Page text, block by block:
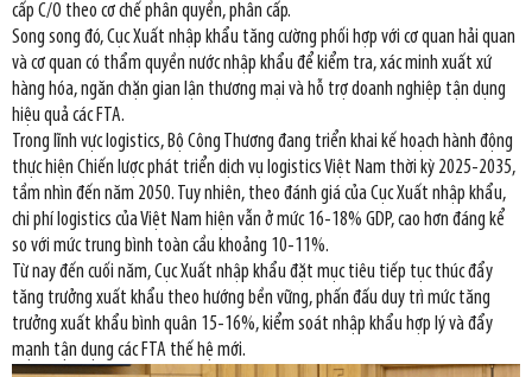
cấp C/O theo cơ chế phân quyền, phân cấp.
Song song đó, Cục Xuất nhập khẩu tăng cường phối hợp với cơ quan hải quan
và cơ quan có thẩm quyền nước nhập khẩu để kiểm tra, xác minh xuất xứ
hàng hóa, ngăn chặn gian lận thương mại và hỗ trợ doanh nghiệp tận dụng
hiệu quả các FTA.
Trong lĩnh vực logistics, Bộ Công Thương đang triển khai kế hoạch hành động
thực hiện Chiến lược phát triển dịch vụ logistics Việt Nam thời kỳ 2025-2035,
tầm nhìn đến năm 2050. Tuy nhiên, theo đánh giá của Cục Xuất nhập khẩu,
chi phí logistics của Việt Nam hiện vẫn ở mức 16-18% GDP, cao hơn đáng kể
so với mức trung bình toàn cầu khoảng 10-11%.
Từ nay đến cuối năm, Cục Xuất nhập khẩu đặt mục tiêu tiếp tục thúc đẩy
tăng trưởng xuất khẩu theo hướng bền vững, phấn đấu duy trì mức tăng
trưởng xuất khẩu bình quân 15-16%, kiểm soát nhập khẩu hợp lý và đẩy
mạnh tận dụng các FTA thế hệ mới.